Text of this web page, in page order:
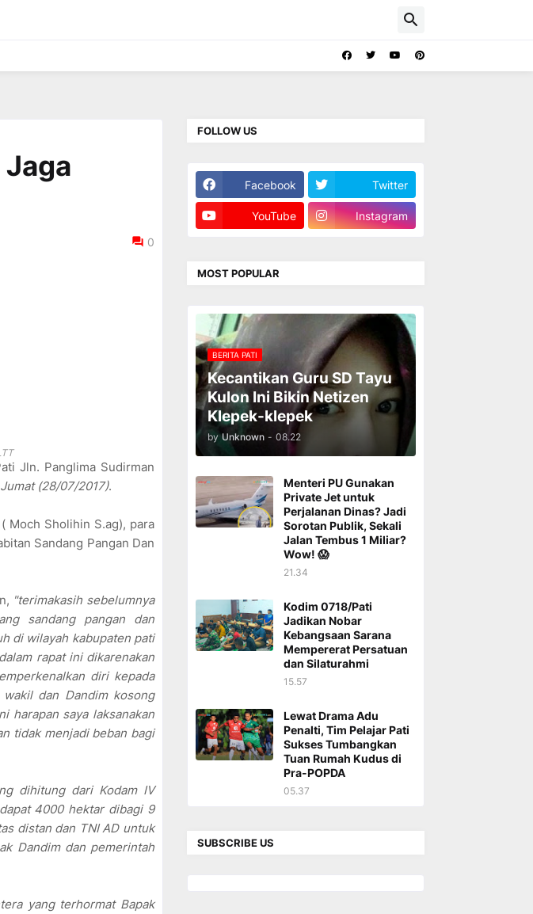
0
Jln. Panglima Sudirman
Jumat (28/07/2017).
Moch Sholihin S.ag), para
Sandang Pangan Dan
"terimakasih sebelumnya
sandang pangan dan
di wilayah kabupaten pati
rapat ini dikarenakan
diri kepada
dan Dandim kosong
harapan saya laksanakan
tidak menjadi beban bagi
dihitung dari Kodam IV
4000 hektar dibagi 9
distan dan TNI AD untuk
Dandim dan pemerintah
yang terhormat Bapak
FOLLOW US
Facebook Twitter
YouTube Instagram
MOST POPULAR
BERITA PATI
Kecantikan Guru SD Tayu
Kulon Ini Bikin Netizen
Klepek-klepek
by Unknown - 08.22
Menteri PU Gunakan
Private Jet untuk
Perjalanan Dinas? Jadi
Sorotan Publik, Sekali
Jalan Tembus 1 Miliar?
Wow! 😱
21.34
Kodim 0718/Pati
Jadikan Nobar
Kebangsaan Sarana
Mempererat Persatuan
dan Silaturahmi
15.57
Lewat Drama Adu
Penalti, Tim Pelajar Pati
Sukses Tumbangkan
Tuan Rumah Kudus di
Pra-POPDA
05.37
SUBSCRIBE US